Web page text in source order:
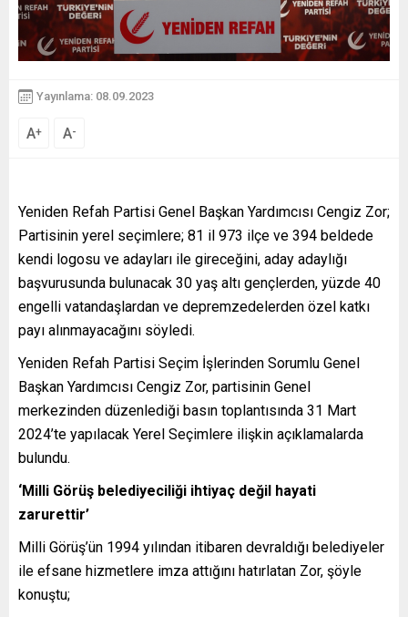
Yayınlama: 08.09.2023
A+ A-
Yeniden Refah Partisi Genel Başkan Yardımcısı Cengiz Zor;
Partisinin yerel seçimlere; 81 il 973 ilçe ve 394 beldede
kendi logosu ve adayları ile gireceğini, aday adaylığı
başvurusunda bulunacak 30 yaş altı gençlerden, yüzde 40
engelli vatandaşlardan ve depremzedelerden özel katkı
payı alınmayacağını söyledi.
Yeniden Refah Partisi Seçim İşlerinden Sorumlu Genel
Başkan Yardımcısı Cengiz Zor, partisinin Genel
merkezinden düzenlediği basın toplantısında 31 Mart
2024’te yapılacak Yerel Seçimlere ilişkin açıklamalarda
bulundu.
‘Milli Görüş belediyeciliği ihtiyaç değil hayati
zarurettir’
Milli Görüş’ün 1994 yılından itibaren devraldığı belediyeler
ile efsane hizmetlere imza attığını hatırlatan Zor, şöyle
konuştu;